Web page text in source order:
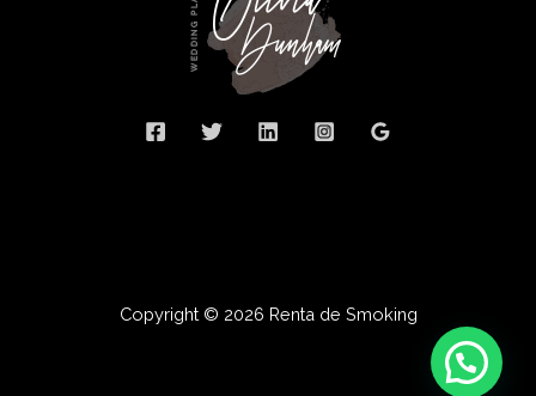
Copyright © 2026 Renta de Smoking